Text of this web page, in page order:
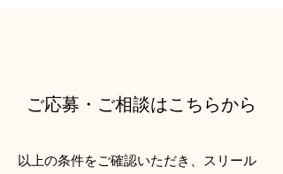
ご応募・ご相談はこちらから
以上の条件をご確認いただき、スリール